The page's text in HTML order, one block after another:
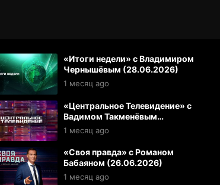
«Итоги недели» с Владимиром
Чернышёвым (28.06.2026)
1 месяц ago
«Центральное Телевидение» с
Вадимом Такменёвым
(27.06.2026)
1 месяц ago
«Своя правда» с Романом
Бабаяном (26.06.2026)
1 месяц ago